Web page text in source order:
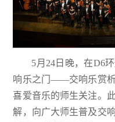
5月24日晚，在D6
响乐之门——交响乐赏
喜爱音乐的师生关注。
解，向广大师生普及交